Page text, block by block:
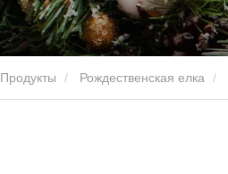
Продукты Рождественская елка